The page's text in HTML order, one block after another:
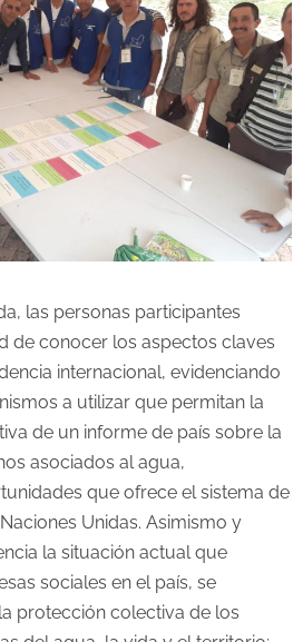
las personas participantes
de conocer los aspectos claves
internacional, evidenciando
a utilizar que permitan la
de un informe de país sobre la
asociados al agua,
que ofrece el sistema de
Unidas. Asimismo y
la situación actual que
sociales en el país, se
protección colectiva de los